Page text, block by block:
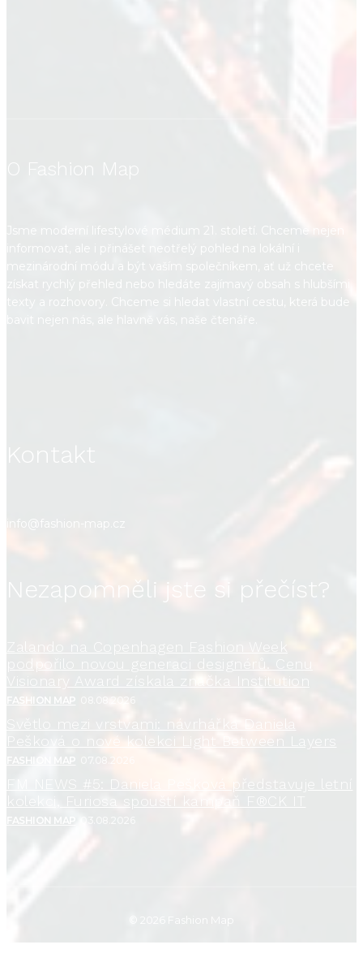
O Fashion Map
Jsme moderní lifestylové médium 21. století. Chceme nejen
informovat, ale i přinášet neotřelý pohled na lokální i
mezinárodní módu a být vaším společníkem, ať už chcete
získat rychlý přehled nebo hledáte zajímavý obsah s hlubšími
texty a rozhovory. Chceme si hledat vlastní cestu, která bude
bavit nejen nás, ale hlavně vás, naše čtenáře.
Kontakt
info@fashion-map.cz
Nezapomněli jste si přečíst?
Zalando na Copenhagen Fashion Week
podpořilo novou generaci designérů. Cenu
Visionary Award získala značka Institution
FASHION MAP
Světlo mezi vrstvami: návrhářka Daniela
Pešková o nové kolekci Light Between Layers
FASHION MAP
FM NEWS #5: Daniela Pešková představuje letní
kolekci, Furiosa spouští kampaň F®CK IT
FASHION MAP